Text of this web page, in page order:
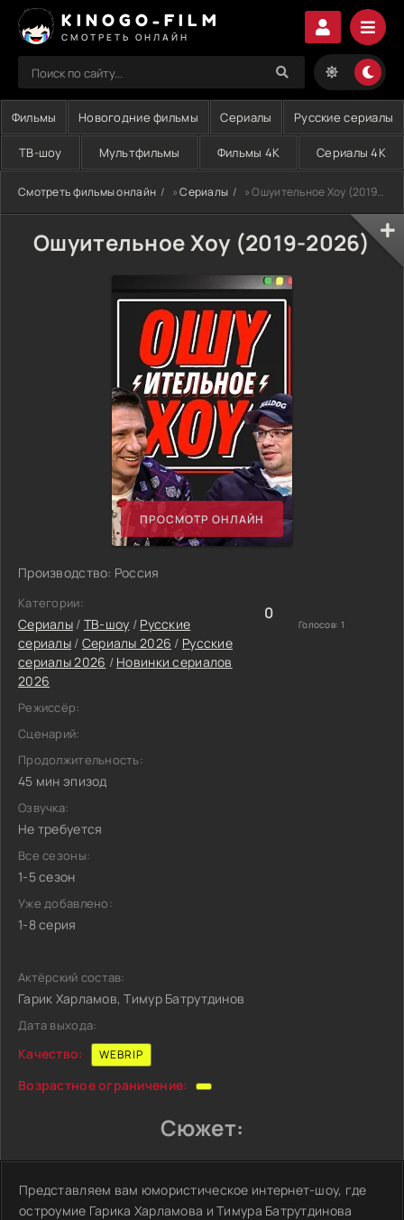
KINOGO-FILM
СМОТРЕТЬ ОНЛАЙН
Фильмы Новогодние фильмы Сериалы Русские сериалы
ТВ-шоу Мультфильмы Фильмы 4K Сериалы 4K
Смотреть фильмы онлайн »Сериалы » Ошуительное Хоу (2019-2026)
Ошуительное Хоу (2019-2026)
ПРОСМОТР ОНЛАЙН
Производство: Россия
Категории:
Сериалы/ ТВ-шоу / Русские
сериалы/ Сериалы 2026 / Русские
сериалы 2026 / Новинки сериалов
2026
Режиссёр:
Сценарий:
Продолжительность:
45 мин эпизод
Озвучка:
Не требуется
Все сезоны:
1-5 сезон
Уже добавлено:
1-8 серия
0
Голосов: 1
Актёрский состав:
Гарик Харламов, Тимур Батрутдинов
Дата выхода:
Качество: WEBRIP
Возрастное ограничение:
Сюжет:
Представляем вам юмористическое интернет-шоу, где
остроумие Гарика Харламова и Тимура Батрутдинова